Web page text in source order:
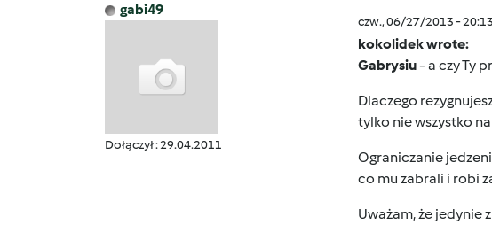
gabi49
Dołączył : 29.04.2011
czw., 06/27/2013 - 20:13
kokolidek wrote:
Gabrysiu- a czy Ty
Dlaczego
tylko nie wszystko
Ograniczanie
co mu zabrali i robi
Uważam, że jedynie